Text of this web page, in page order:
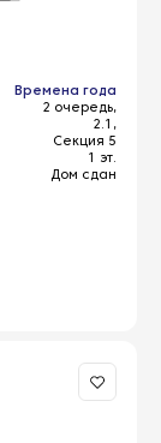
Времена года
2 очередь,
2.1,
Секция 5
1 эт.
Дом сдан